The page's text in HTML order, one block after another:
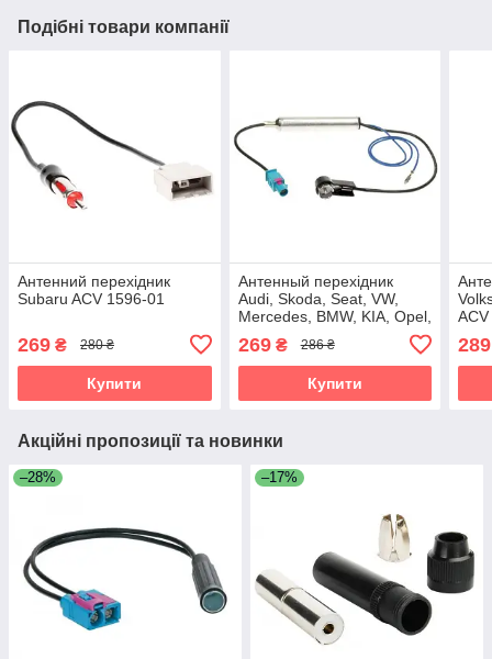
Подібні товари компанії
Антенний перехідник
Subaru ACV 1596-01
269 ₴ 280 ₴
Купити
Антенный перехідник
Audi, Skoda, Seat, VW,
Mercedes, BMW, KIA, Opel,
Citroen, Peugeot, Renault
ACV 1524-04
269₴ 286 ₴
Купити
289
Акційні пропозиції та новинки
–28% –17%